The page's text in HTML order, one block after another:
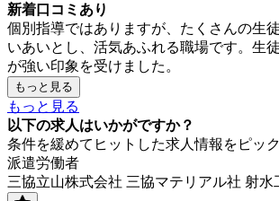
新着口コミあり
個別指導ではありますが、たくさんの生
いあいとし、活気あふれる職場です。生
が強い印象を受けました。
もっと見る
もっと見る
以下の求人はいかがですか？
条件を緩めてヒットした求人情報をピッ
派遣労働者
三協立山株式会社 三協マテリアル社 射水